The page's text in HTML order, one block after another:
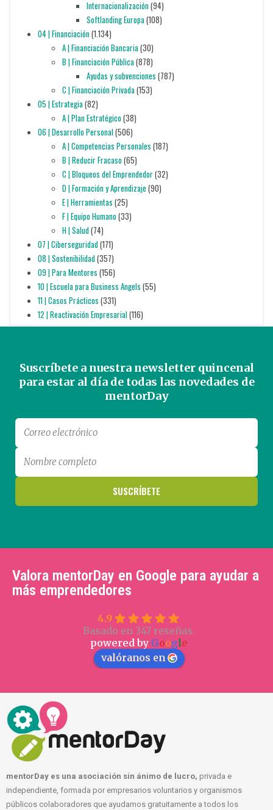
Internacionalización(94)
Softlanding Europa(108)
04 | Financiación(1.134)
A | Financiación Bancaria(30)
B | Financiación Pública(878)
Ayudas y subvenciones (787)
C | Financiación Privada(153)
05 | Estrategia(82)
A | Plan Estratégico(38)
06 | Desarrollo Personal(506)
A | Competencias Personales (187)
B | Reducir Fracaso(65)
C | Bloqueos del Emprendedor(32)
D | Formación y Aprendizaje (90)
E | Herramientas (25)
F | Equipo Humano(33)
H | Salud(74)
07 | Ciberseguridad(171)
08 | Sostenibilidad(357)
09 | Para Mentores (156)
10 | Escuela para Business Angels (55)
11 | Casos Prácticos (331)
12 | Reactivación Empresarial(116)
Suscríbete a nuestra newsletter quincenal
para estar al día de todas las novedades de
mentorDay
Valora mentorDay en Google para ayudar a
más emprendedores
4.9
Basado en 347 reseñas.
powered by Google
valóranos en
mentorDay es una asociación sin ánimo de lucro, privada e
independiente, formada por empresarios voluntarios y organismos
públicos colaboradores que ayudamos gratuitamente a todos los